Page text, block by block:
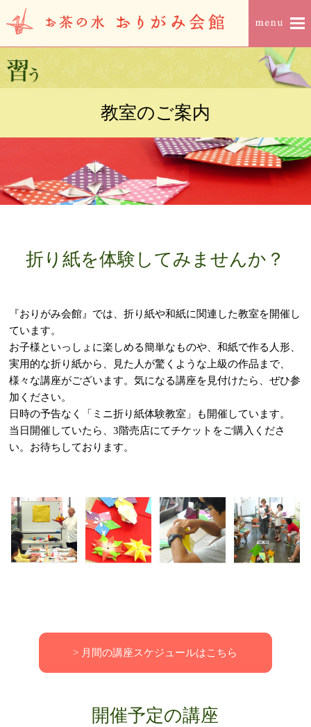
教室のご案内
折り紙を体験してみませんか？
『おりがみ会館』では、折り紙や和紙に関連した教室を開催し
ています。
お子様といっしょに楽しめる簡単なものや、和紙で作る人形、
実用的な折り紙から、見た人が驚くような上級の作品まで、
様々な講座がございます。気になる講座を見付けたら、ぜひ参
加ください。
日時の予告なく「ミニ折り紙体験教室」も開催しています。
当日開催していたら、3階売店にてチケットをご購入くださ
い。お待ちしております。
> 月間の講座スケジュールはこちら
開催予定の講座